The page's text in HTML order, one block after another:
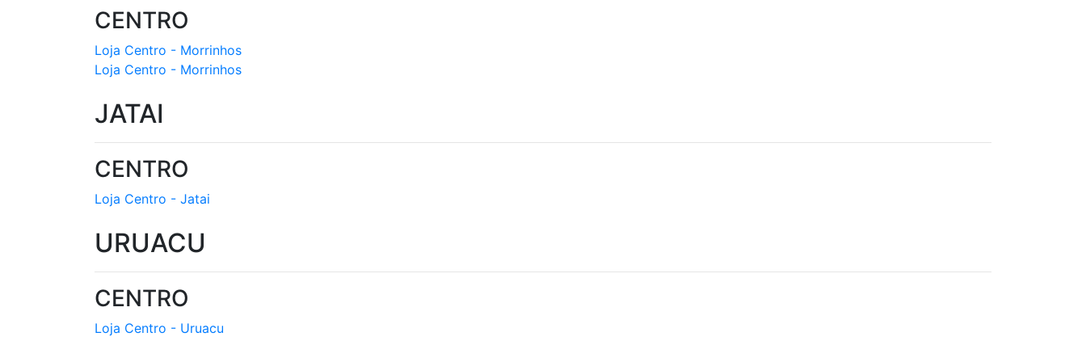
CENTRO
Loja Centro - Morrinhos
Loja Centro - Morrinhos
JATAI
CENTRO
Loja Centro - Jatai
URUACU
CENTRO
Loja Centro - Uruacu